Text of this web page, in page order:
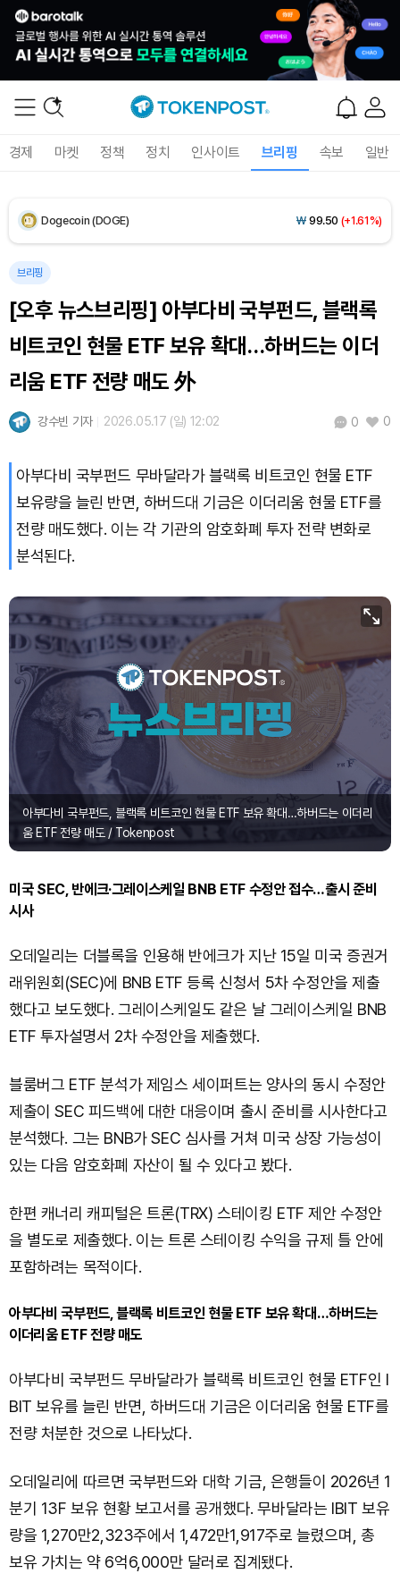
경제 마켓 정책 정치 인사이트 브리핑 속보 일반
Solana (SOL) ₩ 104,914(+1.23%)
Bitcoin (BTC) 92,390,388 (+0.71%)
브리핑
[오후 뉴스브리핑] 아부다비 국부펀드, 블랙록
비트코인 현물 ETF 보유 확대…하버드는 이더
리움 ETF 전량 매도 外
강수빈 기자 2026.05.17 (일) 12:02 0 0
아부다비 국부펀드 무바달라가 블랙록 비트코인 현물 ETF
보유량을 늘린 반면, 하버드대 기금은 이더리움 현물 ETF를
전량 매도했다. 이는 각 기관의 암호화폐 투자 전략 변화로
분석된다.
아부다비 국부펀드, 블랙록 비트코인 현물 ETF 보유 확대…하버드는 이더리
움 ETF 전량 매도 / Tokenpost
미국 SEC, 반에크·그레이스케일 BNB ETF 수정안 접수…출시 준비
시사
오데일리는 더블록을 인용해 반에크가 지난 15일 미국 증권거
래위원회(SEC)에 BNB ETF 등록 신청서 5차 수정안을 제출
했다고 보도했다. 그레이스케일도 같은 날 그레이스케일 BNB
ETF 투자설명서 2차 수정안을 제출했다.
블룸버그 ETF 분석가 제임스 세이퍼트는 양사의 동시 수정안
제출이 SEC 피드백에 대한 대응이며 출시 준비를 시사한다고
분석했다. 그는 BNB가 SEC 심사를 거쳐 미국 상장 가능성이
있는 다음 암호화폐 자산이 될 수 있다고 봤다.
한편 캐너리 캐피털은 트론(TRX) 스테이킹 ETF 제안 수정안
을 별도로 제출했다. 이는 트론 스테이킹 수익을 규제 틀 안에
포함하려는 목적이다.
아부다비 국부펀드, 블랙록 비트코인 현물 ETF 보유 확대…하버드는
이더리움 ETF 전량 매도
아부다비 국부펀드 무바달라가 블랙록 비트코인 현물 ETF인 I
BIT 보유를 늘린 반면, 하버드대 기금은 이더리움 현물 ETF를
전량 처분한 것으로 나타났다.
오데일리에 따르면 국부펀드와 대학 기금, 은행들이 2026년 1
분기 13F 보유 현황 보고서를 공개했다. 무바달라는 IBIT 보유
량을 1,270만2,323주에서 1,472만1,917주로 늘렸으며, 총
보유 가치는 약 6억6,000만 달러로 집계됐다.